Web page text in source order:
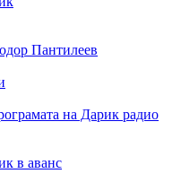
Пантилеев
на Дарик радио
в аванс